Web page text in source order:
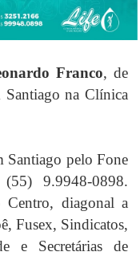
Franco, de
Santiago na Clínica
Santiago pelo Fone
9.9948-0898.
diagonal a
Fusex, Sindicatos,
e Secretárias de